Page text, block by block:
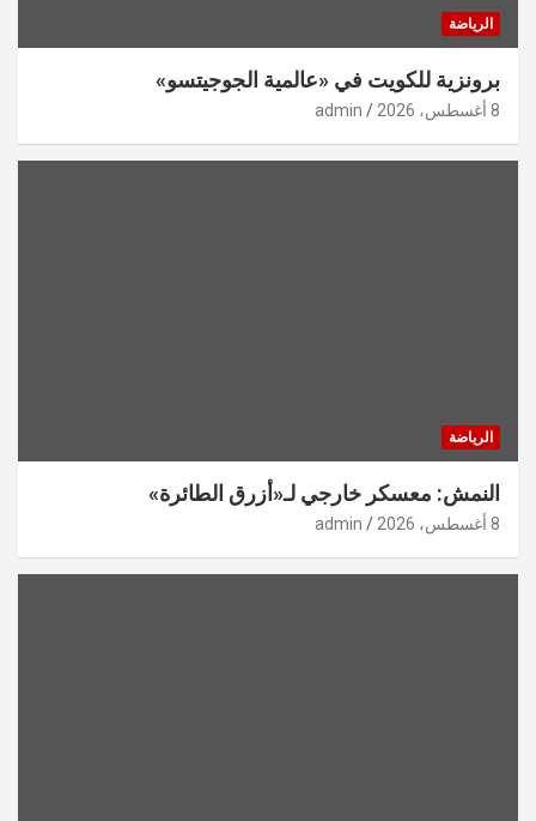
الرياضة
برونزية للكويت في «عالمية الجوجيتسو»
8 أغسطس، 2026 admin
الرياضة
النمش: معسكر خارجي لـ«أزرق الطائرة»
8 أغسطس، 2026 admin